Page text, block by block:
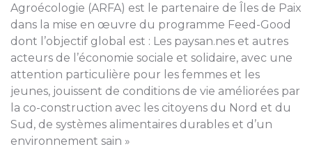
Agroécologie (ARFA) est le partenaire de Îles de Paix
dans la mise en œuvre du programme Feed-Good
dont l’objectif global est : Les paysan.nes et autres
acteurs de l’économie sociale et solidaire, avec une
attention particulière pour les femmes et les
jeunes, jouissent de conditions de vie améliorées par
la co-construction avec les citoyens du Nord et du
Sud, de systèmes alimentaires durables et d’un
environnement sain »